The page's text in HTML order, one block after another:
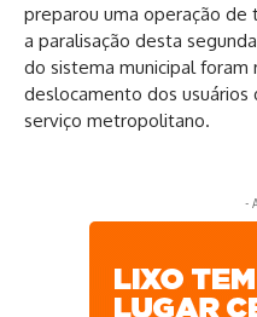
preparou uma operação
a paralisação desta
do sistema municipal foram
deslocamento dos
serviço metropolitano.
-